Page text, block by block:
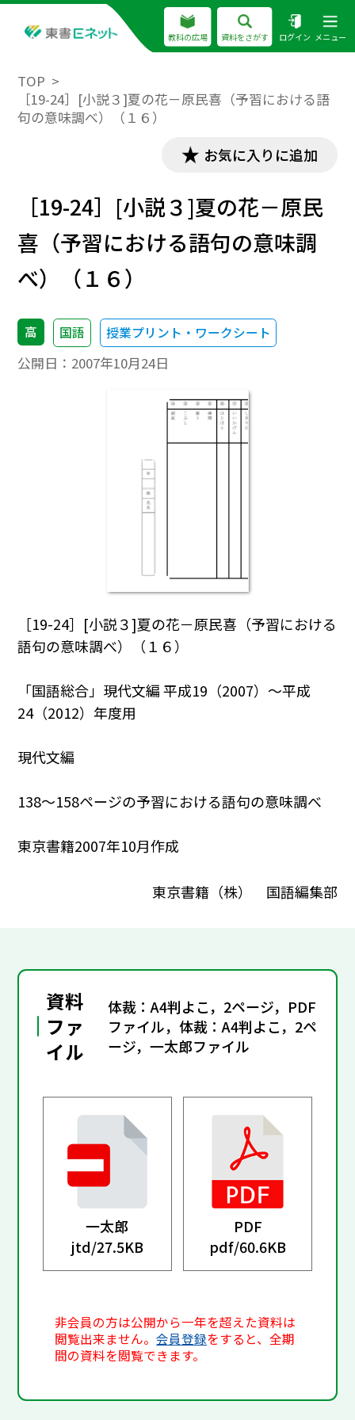
教科の広場 資料をさがす ログイン メニュー
TOP
［19-24］[小説３]夏の花－原民喜（予習における語
句の意味調べ）（１６）
お気に入りに追加
［19-24］[小説３]夏の花－原民
喜（予習における語句の意味調
べ）（１６）
高 国語 授業プリント・ワークシート
公開日： 2007年10月24日
［19-24］[小説３]夏の花－原民喜（予習における
語句の意味調べ）（１６）
「国語総合」現代文編 平成19（2007）～平成
24（2012）年度用
現代文編
138～158ページの予習における語句の意味調べ
東京書籍2007年10月作成
東京書籍（株） 国語編集部
資料
ファ
イル
体裁：A4判よこ，2ページ，PDF
ファイル，体裁：A4判よこ，2ペ
ージ，一太郎ファイル
一太郎
jtd/27.5KB
PDF
pdf/60.6KB
非会員の方は公開から一年を超えた資料は
閲覧出来ません。会員登録をすると、全期
間の資料を閲覧できます。